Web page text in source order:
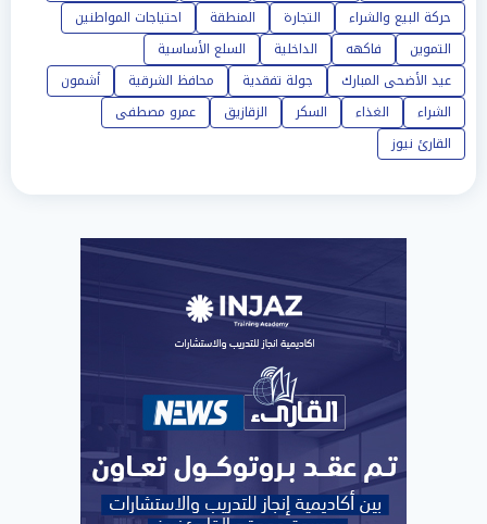
حركة البيع والشراء
التجارة المنطقة
احتياجات المواطنين
التموين
فاكهه الداخلية
السلع الأساسية
عيد الأضحى المبارك
جولة تفقدية محافظ الشرقية
أشمون
الشراء
الغذاء السكر الزقازيق
عمرو مصطفى
القارئ نيوز